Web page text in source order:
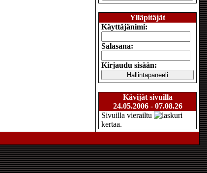
Ylläpitäjät
Käyttäjänimi:
Salasana:
Kirjaudu sisään:
Kävijät sivuilla
24.05.2006 - 07.08.26
Sivuilla vierailtu
kertaa.